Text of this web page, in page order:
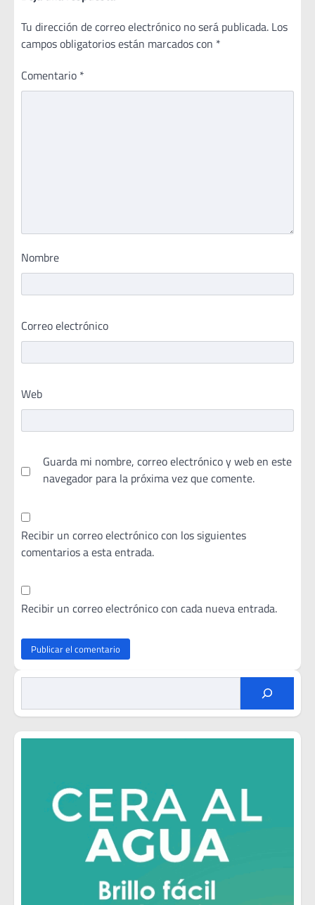
Tu dirección de correo electrónico no será publicada. Los
campos obligatorios están marcados con *
Comentario *
Nombre
Correo electrónico
Web
Guarda mi nombre, correo electrónico y web en este
navegador para la próxima vez que comente.
Recibir un correo electrónico con los siguientes
comentarios a esta entrada.
Recibir un correo electrónico con cada nueva entrada.